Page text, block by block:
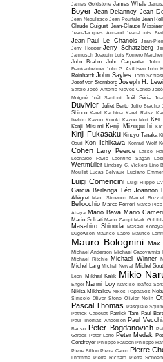
James Goldstone James Whale
Boyer Jean Delannoy Jean
Jean Negulesco Jean Pourtalé Jean
Claude Guiguet Jean-Claude
Jean-Jacques Annaud Jean-Louis
Jean-Paul Le Chanois
Jean-
Jerry Hopper Jerry Schatzberg
Jarmusch Joaquin Luis Romero
John Brahm
John Carpenter
John
Frankenheimer John G. Avildsen John
Reinhardt John Sayles John
Josef von Sternberg Joseph H.
Safdie José Antonio Nieves Conde
Moigné Joël Santoni Joël Séria
Duvivier Juliet Berto Julio Bracho
Shindo Karel Kachina Karel Reisz
Ikehiro Kazuo Kuroki Kazuo Mori Kei
Kenji Misumi Kenji Mizoguchi
Kinji Fukasaku Kinuyo Tanaka
Oguri Kon Ichikawa Konrad Wolf
Cohen Larry Peerce
Lasse
Leonardo Favio
Leontine Sagan
Wertmüller Lindsey C. Vickers Lino
Moullet Lucas Belvaux Luciano Emmer
Luigi Comencini Luigi Filippo
Garcia Berlanga Léo Joannon
Allégret Marc Simenon Marcel
Bellocchio Marco Ferreri Marco Pico
Abaya Mario Bava Mario
Mario Soldati Mario Zampi Mark
Masahiro Shinoda Masaki
Dugowson Maurice Labro Maurice
Mauro Bolognini Max
Michael Anderson Michael Cacoyannis
Michael Ritchie Michael Winner
Michel Lang Michel Nerval Michel
Leon Mikhaïl Kalik Mikio
Engel Nanni Loy Narciso Ibañez
Nikita Mikhalkov Nikos Papatakis
Simsolo Oliver Stone Olivier Nolin
Pascal Thomas Pasquale
Patrick Cabouat Patrick Tam Paul
Paul Thomas Anderson Paul
Bacso Peter Bogdanovich
Gardos Peter Lorre Peter Medak
Condroyer Philippe Faucon Philippe
Pierre Billon Pierre Caron Pierre
Lhomme Pierre Richard Pierre